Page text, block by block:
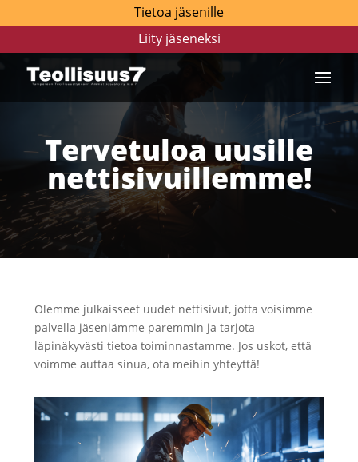
Tietoa jäsenille
Liity jäseneksi
Tervetuloa uusille
nettisivuillemme!
Olemme julkaisseet uudet nettisivut, jotta voisimme
palvella jäseniämme paremmin ja tarjota
läpinäkyvästi tietoa toiminnastamme. Jos uskot, että
voimme auttaa sinua, ota meihin yhteyttä!